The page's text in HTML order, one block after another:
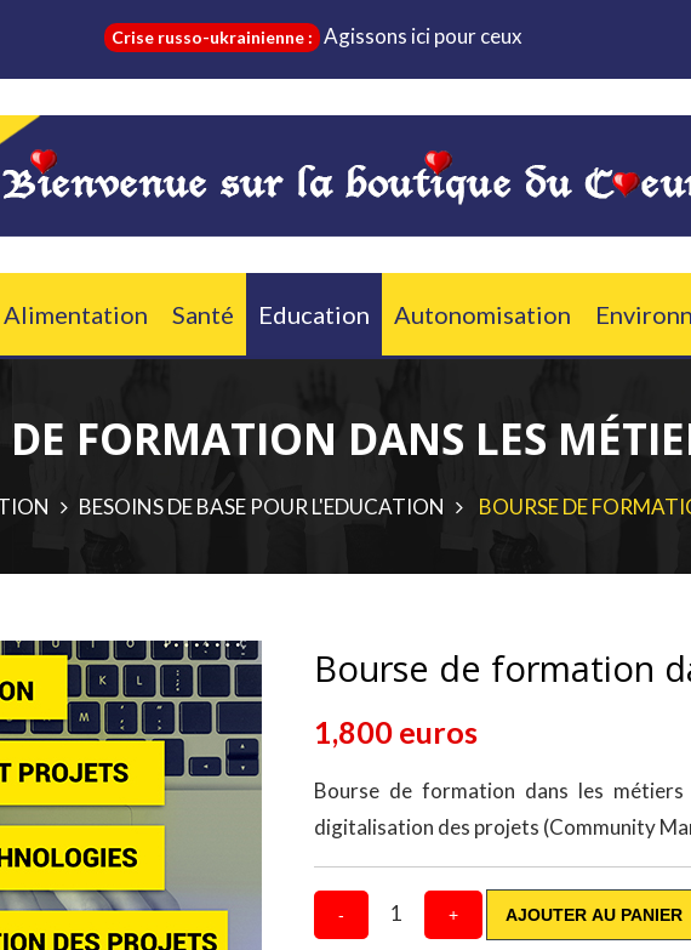
Crise russo-ukrainienne : Agissons ici pour ceux qui sont dans le besoin et
Alimentation Santé Education Autonomisation
DE FORMATION DANS LES
BESOINS DE BASE POUR L'EDUCATION BOURSE DE
Bourse de formation
1,800 euros
Bourse de formation dans les
digitalisation des projets (Community
- 1 + AJOUTER AU PANIER